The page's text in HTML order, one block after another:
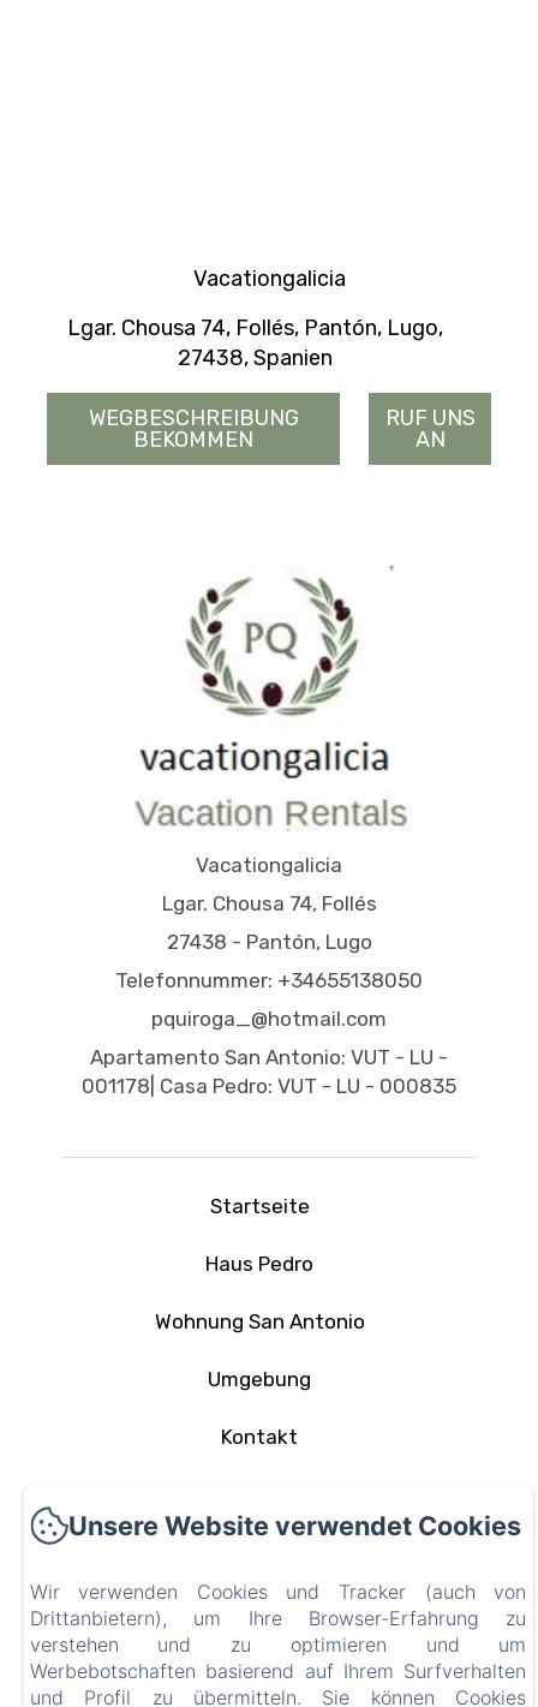
Vacationgalicia
Lgar. Chousa 74, Follés, Pantón, Lugo,
27438, Spanien
WEGBESCHREIBUNG
BEKOMMEN
RUF UNS
AN
Vacationgalicia
Lgar. Chousa 74, Follés
27438 - Pantón, Lugo
Telefonnummer: +34655138050
pquiroga_@hotmail.com
Apartamento San Antonio: VUT - LU -
001178| Casa Pedro: VUT - LU - 000835
Startseite
Haus Pedro
Wohnung San Antonio
Umgebung
Kontakt
Cookie-Informationen
EN FR ES IT DE PT
Unsere Website verwendet Cookies
Wir verwenden Cookies und Tracker (auch von
Drittanbietern), um Ihre Browser-Erfahrung zu
verstehen und zu optimieren und um
Werbebotschaften basierend auf Ihrem Surfverhalten
und Profil zu übermitteln. Sie können Cookies